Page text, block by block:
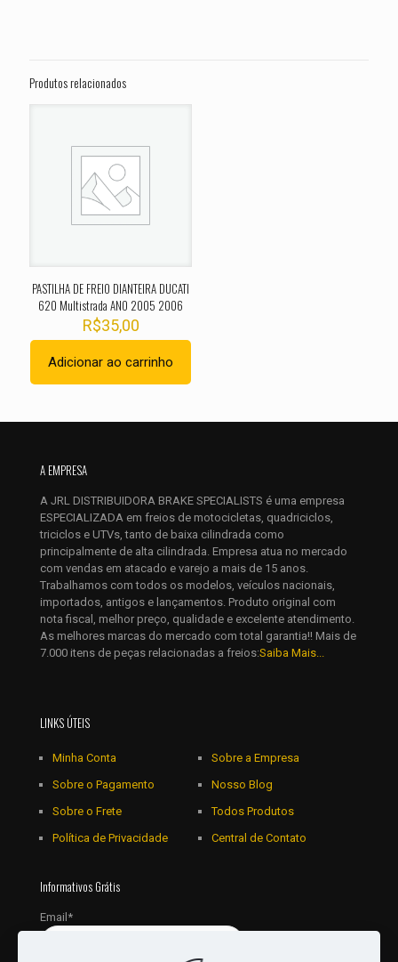
2006 2007”
obrigatórios são marcados com
Sua avaliação
1 de 5
2 de 5
mail
*
Salvar meus dados neste navegador para a próxima vez que
eu comentar.
Produtos relacionados
PASTILHA DE FREIO DIANTEIRA DUCATI
620 Multistrada ANO 2005 2006
R$35,00
Adicionar ao carrinho
A EMPRESA
A JRL DISTRIBUIDORA BRAKE SPECIALISTS é uma empresa
ESPECIALIZADA em freios de motocicletas, quadriciclos,
triciclos e UTVs, tanto de baixa cilindrada como
principalmente de alta cilindrada. Empresa atua no mercado
com vendas em atacado e varejo a mais de 15 anos.
Trabalhamos com todos os modelos, veículos nacionais,
importados, antigos e lançamentos. Produto original com
nota fiscal, melhor preço, qualidade e excelente atendimento.
As melhores marcas do mercado com total garantia!! Mais de
7.000 itens de peças relacionadas a freios:Saiba Mais...
LINKS ÚTEIS
Minha Conta
Sobre o Pagamento
Sobre o Frete
Política de Privacidade
Sobre a Empresa
Nosso Blog
Todos Produtos
Central de Contato
Informativos Grátis
Email*